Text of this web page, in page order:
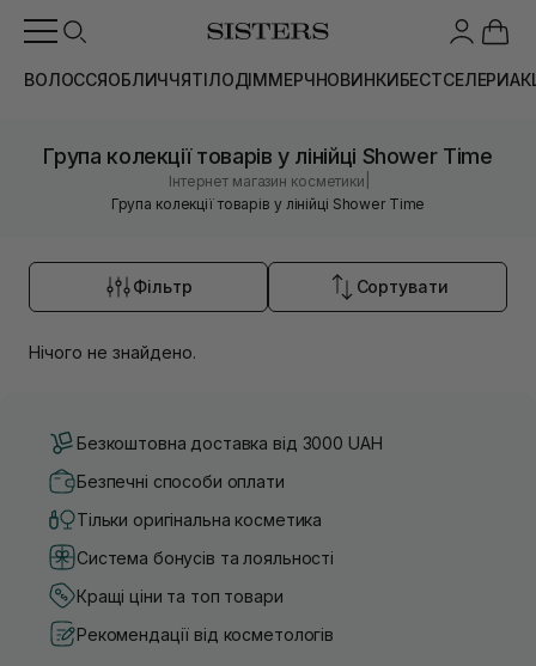
ВОЛОССЯОБЛИЧЧЯТІЛОДІММЕРЧНОВИНКИБЕСТСЕЛЕРИ
Група колекції товарів у лінійці Shower Time
Інтернет магазин косметики
Група колекції товарів у лінійці Shower Time
Фільтр Сортувати
Нічого не знайдено.
Безкоштовна доставка від 3000 UAH
Безпечні способи оплати
Тільки оригінальна косметика
Система бонусів та лояльності
Кращі ціни та топ товари
Рекомендації від косметологів